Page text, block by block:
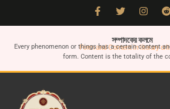
সম্পাদকের কলমে
Form and Content in literary
Every phenomenon or things has a certain content
form. Content is the totality of the